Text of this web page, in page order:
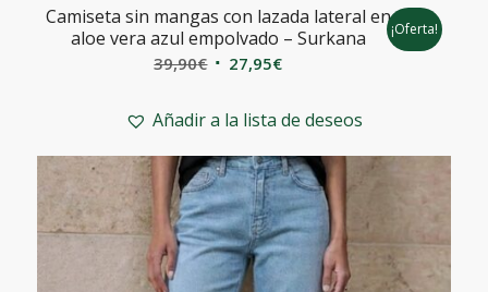
Camiseta sin mangas con lazada lateral en
aloe vera azul empolvado – Surkana
39,90€ El
original
39,90€.
27,95€El
actual
27,95€.
¡Oferta!
Añadir a la lista de deseos